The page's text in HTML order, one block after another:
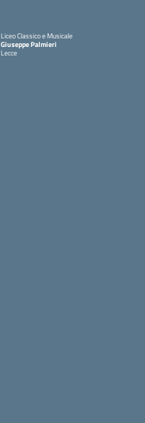
Liceo Classico e Musicale
Giuseppe Palmieri
Lecce